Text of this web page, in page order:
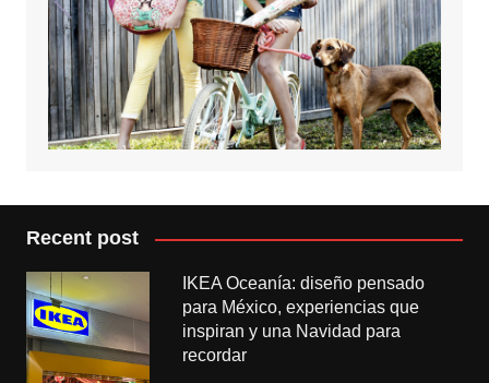
Recent post
IKEA Oceanía: diseño pensado
para México, experiencias que
inspiran y una Navidad para
recordar